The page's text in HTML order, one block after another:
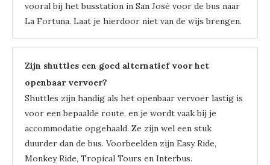
vooral bij het busstation in San José voor de bus naar
La Fortuna. Laat je hierdoor niet van de wijs brengen.
Zijn shuttles een goed alternatief voor het
openbaar vervoer?
Shuttles zijn handig als het openbaar vervoer lastig is
voor een bepaalde route, en je wordt vaak bij je
accommodatie opgehaald. Ze zijn wel een stuk
duurder dan de bus. Voorbeelden zijn Easy Ride,
Monkey Ride, Tropical Tours en Interbus.